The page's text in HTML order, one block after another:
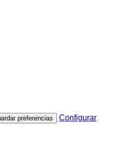
preferencias Configurar